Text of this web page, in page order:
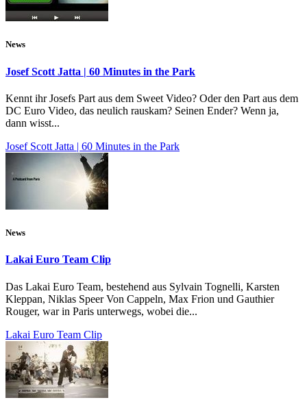
News
Josef Scott Jatta | 60 Minutes in the Park
Kennt ihr Josefs Part aus dem Sweet Video? Oder den Part aus dem
DC Euro Video, das neulich rauskam? Seinen Ender? Wenn ja,
dann wisst...
Josef Scott Jatta | 60 Minutes in the Park
News
Lakai Euro Team Clip
Das Lakai Euro Team, bestehend aus Sylvain Tognelli, Karsten
Kleppan, Niklas Speer Von Cappeln, Max Frion und Gauthier
Rouger, war in Paris unterwegs, wobei die...
Lakai Euro Team Clip